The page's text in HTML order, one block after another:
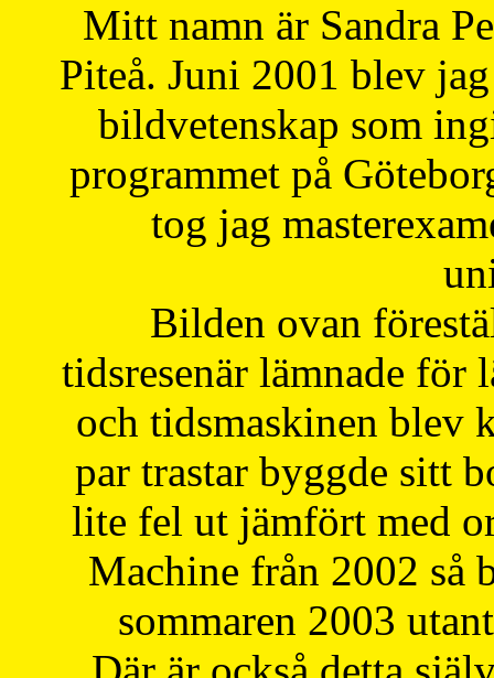
Mitt namn är Sandra
Piteå. Juni 2001 blev
bildvetenskap som
programmet på
tog jag
Bilden ovan
tidsresenär lämnade för
och tidsmaskinen blev
par trastar byggde sitt
lite fel ut jämfört med
Machine från 2002 så
sommaren 2003